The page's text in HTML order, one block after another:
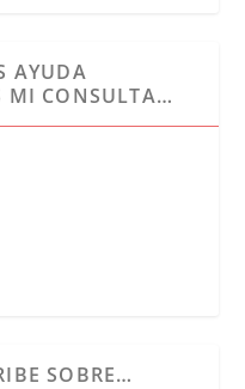
AYUDA
MI CONSULTA…
SOBRE…